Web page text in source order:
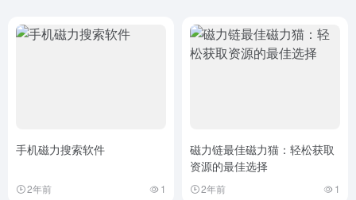
手机磁力搜索软件
2年前 1
磁力链最佳磁力猫：轻松获取
资源的最佳选择
2年前 1